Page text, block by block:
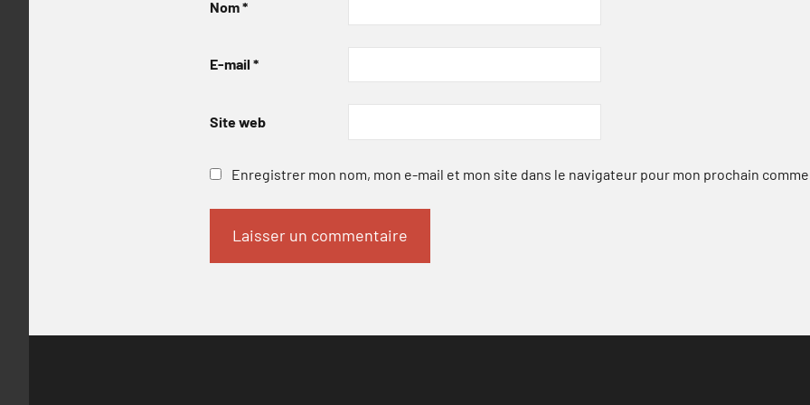
Nom*
E-mail *
Site web
Enregistrer mon nom, mon e-mail et mon site dans le navigateur pour mon prochain